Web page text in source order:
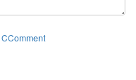
CComment